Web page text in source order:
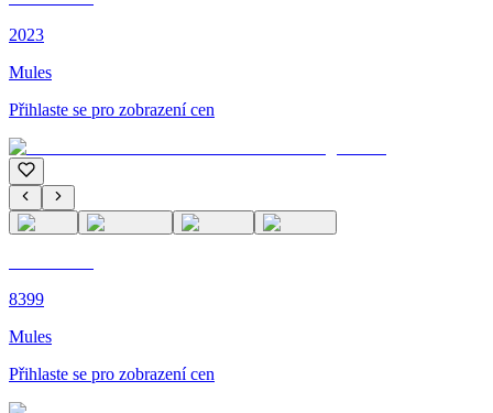
2023
Mules
Přihlaste se pro zobrazení cen
8399
Mules
Přihlaste se pro zobrazení cen